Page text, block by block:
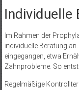
Individuelle
Im Rahmen der
individuelle Beratung
eingegangen, etwa
Zahnprobleme. So
Regelmäßige